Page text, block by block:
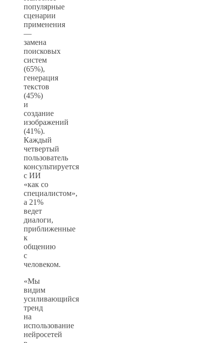
популярные
сценарии
применения
—
замена
поисковых
систем
(65%),
генерация
текстов
(45%)
и
создание
изображений
(41%).
Каждый
четвертый
пользователь
консультируется
с ИИ
«как со
специалистом»,
а 21%
ведет
диалоги,
приближенные
к
общению
с
человеком.
«Мы
видим
усиливающийся
тренд
на
использование
нейросетей